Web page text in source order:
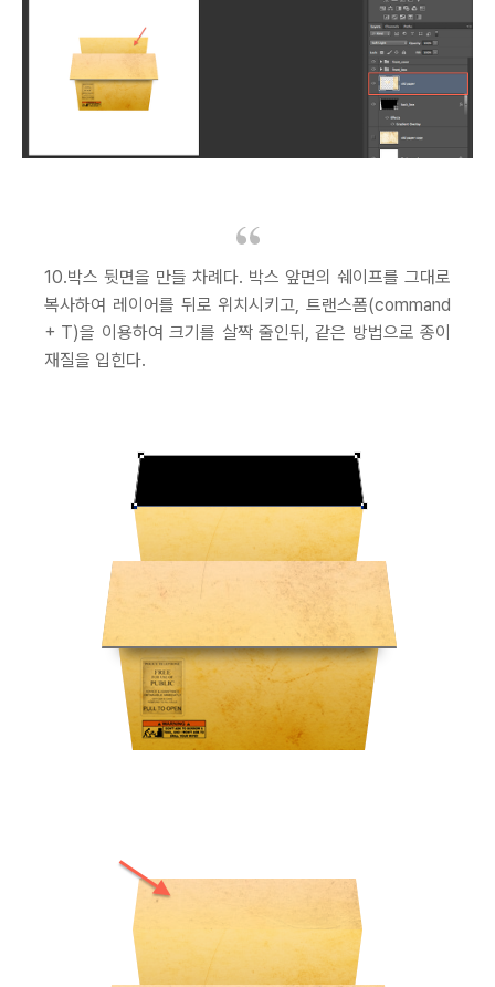
10.박스 뒷면을 만들 차례다. 박스 앞면의 쉐이프를 그대로
복사하여 레이어를 뒤로 위치시키고, 트랜스폼(command
+ T)을 이용하여 크기를 살짝 줄인뒤, 같은 방법으로 종이
재질을 입힌다.